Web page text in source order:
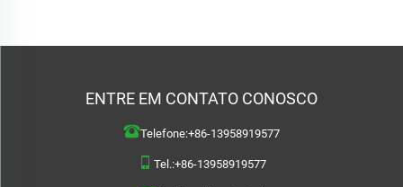
ENTRE EM CONTATO CONOSCO
Telefone:+86-13958919577
Tel.:+86-13958919577